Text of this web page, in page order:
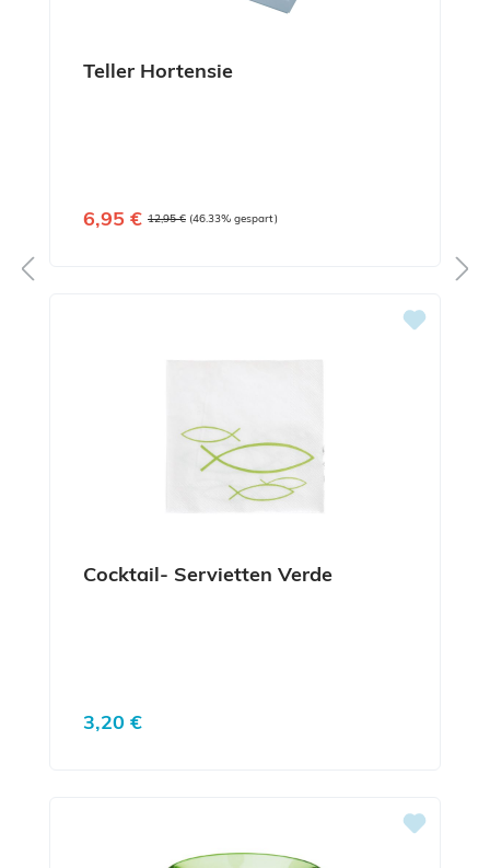
Teller Hortensie
Verkaufspreis:
6,95 € Regulärer Preis:
12,95 € (46.33% gespart)
Cocktail- Servietten Verde
Regulärer Preis:
3,20 €